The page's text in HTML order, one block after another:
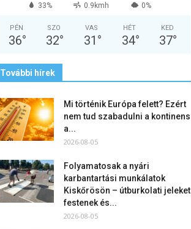
33% 0.9kmh 0%
PÉN
36°
SZO
32°
VAS
31 °
HÉT
34°
KED
37°
További hírek
Mi történik Európa felett? Ezért
nem tud szabadulni a kontinens
a...
2026-08-05
Folyamatosak a nyári
karbantartási munkálatok
Kiskőrösön – útburkolati jeleket
festenek és...
2026-08-05